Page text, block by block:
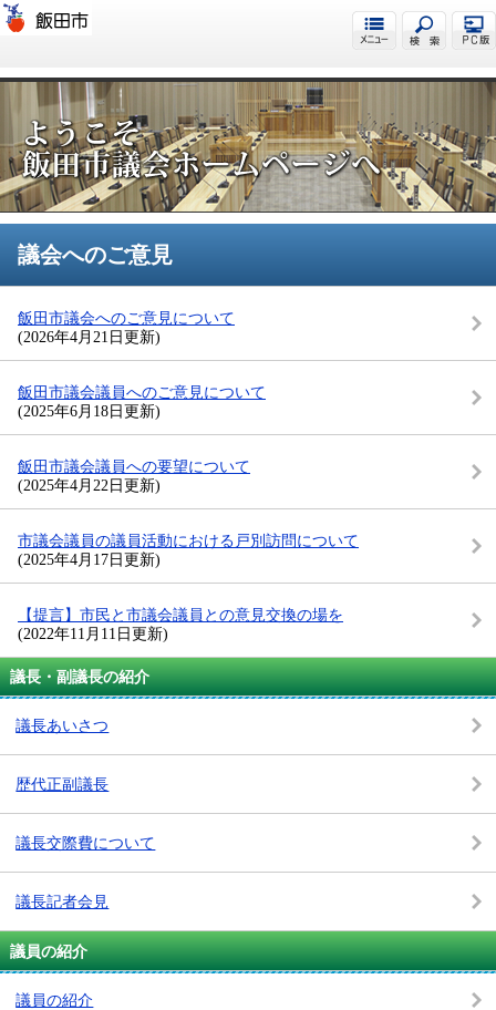
飯田市議会
議会へのご意見
飯田市議会へのご意見について
(2026年4月21日更新)
飯田市議会議員へのご意見について
(2025年6月18日更新)
飯田市議会議員への要望について
(2025年4月22日更新)
市議会議員の議員活動における戸別訪問について
(2025年4月17日更新)
【提言】市民と市議会議員との意見交換の場を
(2022年11月11日更新)
議長・副議長の紹介
議長あいさつ
歴代正副議長
議長交際費について
議長記者会見
議員の紹介
議員の紹介